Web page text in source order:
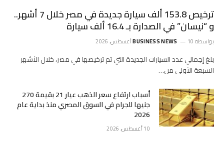
ترخيص 153.8 ألف سيارة جديدة في مصر خلال 7 أشهر..
و “نيسان” في الصدارة بـ 16.4 ألف سيارة
بواسطة BUSINESS NEWS 10 أغسطس، 2026
بلغ إجمالي عدد السيارات الجديدة التي تم ترخيصها في مصر، خلال الأشهر
السبعة الأولى من…
أسباب ارتفاع سعر الذهب عيار 21 بقيمة 270
جنيها للجرام في السوق المصري منذ بداية عام
2026
10 أغسطس، 2026